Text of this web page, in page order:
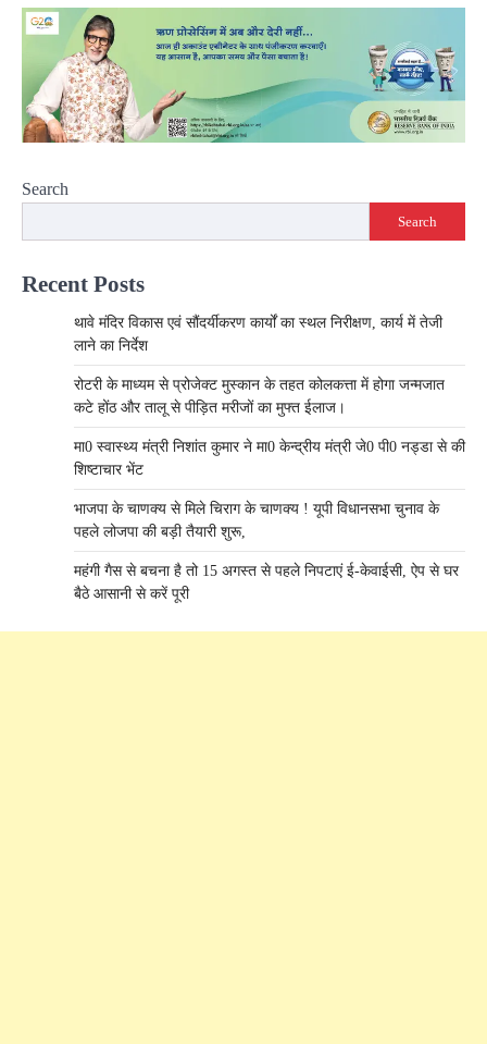
Search
Search
Recent Posts
थावे मंदिर विकास एवं सौंदर्यीकरण कार्यों का स्थल निरीक्षण, कार्य में तेजी
लाने का निर्देश
रोटरी के माध्यम से प्रोजेक्ट मुस्कान के तहत कोलकत्ता में होगा जन्मजात
कटे होंठ और तालू से पीड़ित मरीजों का मुफ्त ईलाज।
मा0 स्वास्थ्य मंत्री निशांत कुमार ने मा0 केन्द्रीय मंत्री जे0 पी0 नड्डा से की
शिष्टाचार भेंट
भाजपा के चाणक्य से मिले चिराग के चाणक्य ! यूपी विधानसभा चुनाव के
पहले लोजपा की बड़ी तैयारी शुरू,
महंगी गैस से बचना है तो 15 अगस्त से पहले निपटाएं ई-केवाईसी, ऐप से घर
बैठे आसानी से करें पूरी